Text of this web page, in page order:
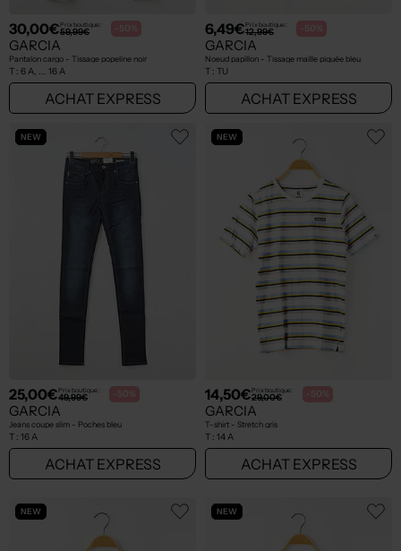
30,00€Prix boutique :
59,99€ -50%
GARCIA
Pantalon cargo - Tissage popeline noir
T : 6 A, ... 16 A
ACHAT EXPRESS
6,49€Prix boutique :
12,99€ -50%
GARCIA
Noeud papillon - Tissage maille piquée bleu
T : TU
ACHAT EXPRESS
NEW
25,00€Prix boutique :
49,99€ -50%
GARCIA
Jeans coupe slim - Poches bleu
T : 16 A
ACHAT EXPRESS
NEW
14,50€Prix boutique :
29,00€ -50%
GARCIA
T-shirt - Stretch gris
T : 14 A
ACHAT EXPRESS
NEW NEW